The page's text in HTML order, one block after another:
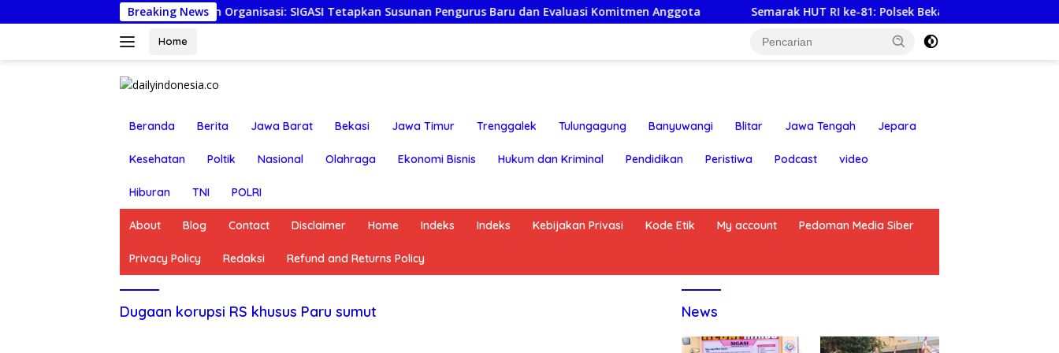
ke
Breaking News
Pemantapan Organisasi: SIGASI Tetapkan Susunan Pengurus Baru dan Evaluasi Komitmen Anggota Semarak HUT RI ke-81: Polsek Bekasi Barat Lepas Tawa dan
Home
Beranda Berita Jawa Barat Bekasi Jawa Timur Trenggalek Tulungagung Banyuwangi Blitar Jawa Tengah Jepara
Kesehatan Poltik Nasional Olahraga Ekonomi Bisnis Hukum dan Kriminal Pendidikan Peristiwa Podcast video
Hiburan TNI POLRI
About Blog Contact Disclaimer Home Indeks Indeks Kebijakan Privasi Kode Etik My account Pedoman Media Siber
Privacy Policy Redaksi Refund and Returns Policy
Dugaan korupsi RS khusus Paru sumut News